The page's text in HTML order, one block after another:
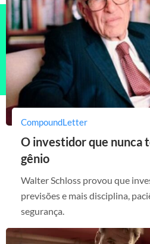
CompoundLetter
O investidor que nunca
gênio
Walter Schloss provou que
previsões e mais disciplina,
segurança.